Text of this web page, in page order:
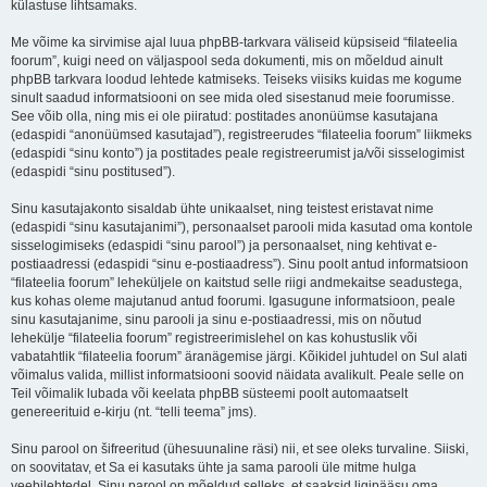
külastuse lihtsamaks.
Me võime ka sirvimise ajal luua phpBB-tarkvara väliseid küpsiseid “filateelia
foorum”, kuigi need on väljaspool seda dokumenti, mis on mõeldud ainult
phpBB tarkvara loodud lehtede katmiseks. Teiseks viisiks kuidas me kogume
sinult saadud informatsiooni on see mida oled sisestanud meie foorumisse.
See võib olla, ning mis ei ole piiratud: postitades anonüümse kasutajana
(edaspidi “anonüümsed kasutajad”), registreerudes “filateelia foorum” liikmeks
(edaspidi “sinu konto”) ja postitades peale registreerumist ja/või sisselogimist
(edaspidi “sinu postitused”).
Sinu kasutajakonto sisaldab ühte unikaalset, ning teistest eristavat nime
(edaspidi “sinu kasutajanimi”), personaalset parooli mida kasutad oma kontole
sisselogimiseks (edaspidi “sinu parool”) ja personaalset, ning kehtivat e-
postiaadressi (edaspidi “sinu e-postiaadress”). Sinu poolt antud informatsioon
“filateelia foorum” leheküljele on kaitstud selle riigi andmekaitse seadustega,
kus kohas oleme majutanud antud foorumi. Igasugune informatsioon, peale
sinu kasutajanime, sinu parooli ja sinu e-postiaadressi, mis on nõutud
lehekülje “filateelia foorum” registreerimislehel on kas kohustuslik või
vabatahtlik “filateelia foorum” äranägemise järgi. Kõikidel juhtudel on Sul alati
võimalus valida, millist informatsiooni soovid näidata avalikult. Peale selle on
Teil võimalik lubada või keelata phpBB süsteemi poolt automaatselt
genereerituid e-kirju (nt. “telli teema” jms).
Sinu parool on šifreeritud (ühesuunaline räsi) nii, et see oleks turvaline. Siiski,
on soovitatav, et Sa ei kasutaks ühte ja sama parooli üle mitme hulga